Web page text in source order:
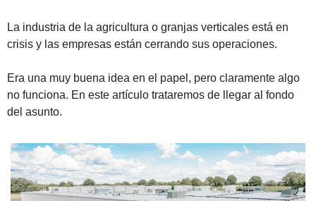
Avellanos
La industria de la agricultura o granjas verticales está en
crisis y las empresas están cerrando sus operaciones.
Era una muy buena idea en el papel, pero claramente algo
no funciona. En este artículo trataremos de llegar al fondo
del asunto.